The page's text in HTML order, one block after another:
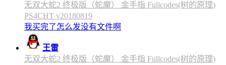
无双大蛇2 终极版（蛇魔） 金手指 Fullcodes(树的原理)
PS4CHT v20180819
我买完了怎么发没有文件啊
王雷
无双大蛇2 终极版（蛇魔） 金手指 Fullcodes(树的原理)